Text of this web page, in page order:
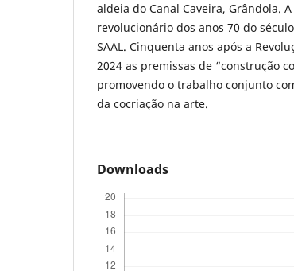
aldeia do Canal Caveira, Grândola.
revolucionário dos anos 70 do
SAAL. Cinquenta anos após a
2024 as premissas de “construção
promovendo o trabalho conjunto
da cocriação na arte.
Downloads